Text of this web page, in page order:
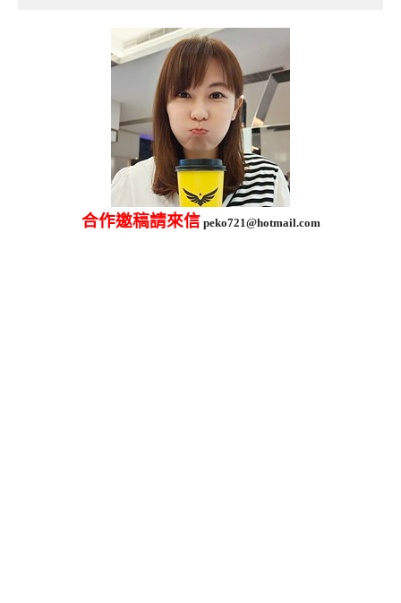
合作邀稿請來信 peko721@hotmail.com